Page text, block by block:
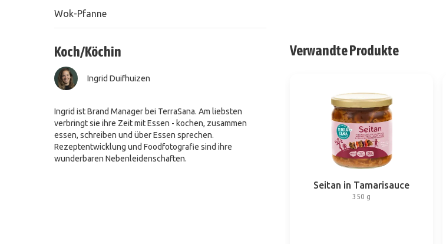
Wok-Pfanne
Koch/Köchin
Ingrid Duifhuizen
Ingrid ist Brand Manager bei TerraSana. Am liebsten
verbringt sie ihre Zeit mit Essen - kochen, zusammen
essen, schreiben und über Essen sprechen.
Rezeptentwicklung und Foodfotografie sind ihre
wunderbaren Nebenleidenschaften.
Verwandte Produkte
Seitan in Tamarisauce
350 g